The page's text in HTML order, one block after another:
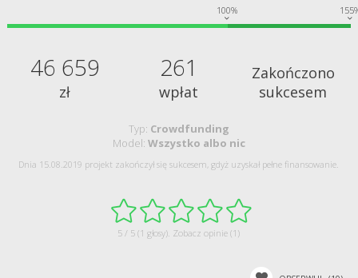
100%
46 659
zł
261
wpłat
Zakończono
sukcesem
Typ: Crowdfunding
Model: Wszystko albo nic
Dnia 15.08.2019 projekt zakończył się sukcesem, gdyż uzyskał pełne finansowanie.
5 / 5 (1 głosy). Zobacz opinie (1)